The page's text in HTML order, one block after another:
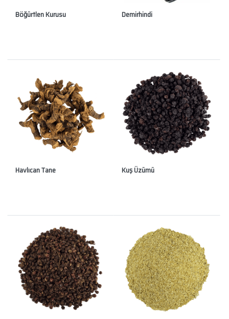
Böğürtlen Kurusu Demirhindi
Havlıcan Tane Kuş Üzümü